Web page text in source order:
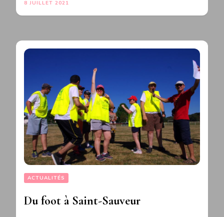
8 JUILLET 2021
ACTUALITÉS
Du foot à Saint-Sauveur